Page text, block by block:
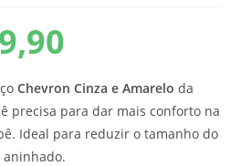
Chevron Cinza e Amareloda
precisa para dar mais conforto na
Ideal para reduzir o tamanho do
aninhado.